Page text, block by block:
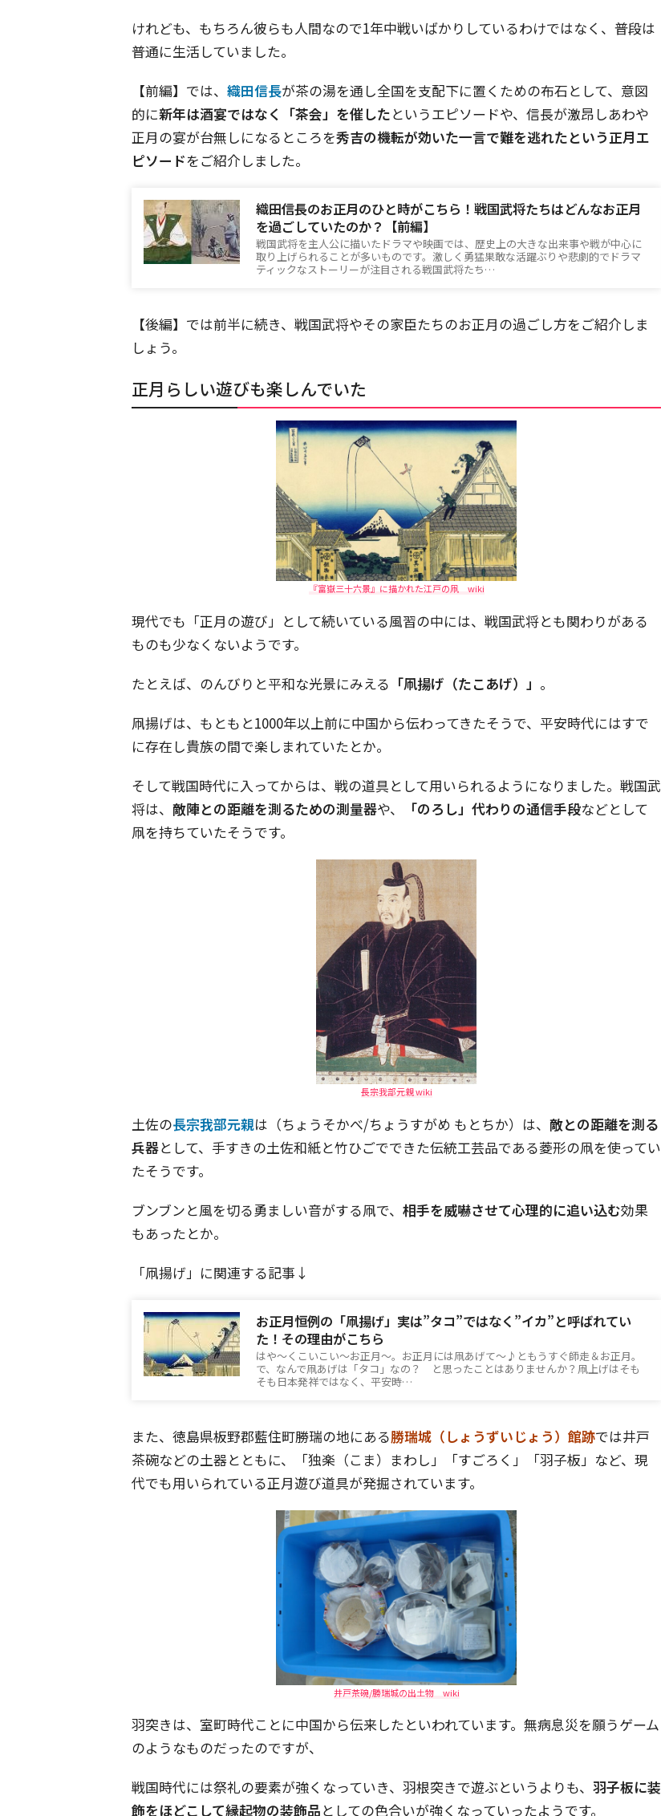
けれども、もちろん彼らも人間なので1年中戦いばかりしているわけではなく、普段は
普通に生活していました。
【前編】では、 織田信長が茶の湯を通し全国を支配下に置くための布石として、意図
的に新年は酒宴ではなく「茶会」を催したというエピソードや、信長が激昂しあわや
正月の宴が台無しになるところを秀吉の機転が効いた一言で難を逃れたという正月エ
ピソードをご紹介しました。
織田信長のお正月のひと時がこちら！戦国武将たちはどんなお正月
を過ごしていたのか？【前編】
戦国武将を主人公に描いたドラマや映画では、歴史上の大きな出来事や戦が中心に
取り上げられることが多いものです。激しく勇猛果敢な活躍ぶりや悲劇的でドラマ
ティックなストーリーが注目される戦国武将たち…
【後編】では前半に続き、戦国武将やその家臣たちのお正月の過ごし方をご紹介しま
しょう。
正月らしい遊びも楽しんでいた
『富嶽三十六景』に描かれた江戸の凧 wiki
現代でも「正月の遊び」として続いている風習の中には、戦国武将とも関わりがある
ものも少なくないようです。
たとえば、のんびりと平和な光景にみえる 「凧揚げ（たこあげ）」 。
凧揚げは、もともと1000年以上前に中国から伝わってきたそうで、平安時代にはすで
に存在し貴族の間で楽しまれていたとか。
そして戦国時代に入ってからは、戦の道具として用いられるようになりました。戦国武
将は、 敵陣との距離を測るための測量器や、 「のろし」代わりの通信手段などとして
凧を持ちていたそうです。
長宗我部元親 wiki
土佐の長宗我部元親は（ちょうそかべ/ちょうすがめ もとちか）は、 敵との距離を測る
兵器として、手すきの土佐和紙と竹ひごでできた伝統工芸品である菱形の凧を使ってい
たそうです。
ブンブンと風を切る勇ましい音がする凧で、 相手を威嚇させて心理的に追い込む効果
もあったとか。
「凧揚げ」に関連する記事↓
お正月恒例の「凧揚げ」実は”タコ”ではなく”イカ”と呼ばれてい
た！その理由がこちら
はや～くこいこい～お正月～。お正月には凧あげて～♪ともうすぐ師走＆お正月。
で、なんで凧あげは「タコ」なの？ と思ったことはありませんか？凧上げはそも
そも日本発祥ではなく、平安時…
また、徳島県板野郡藍住町勝瑞の地にある勝瑞城（しょうずいじょう）館跡では井戸
茶碗などの土器とともに、「独楽（こま）まわし」「すごろく」「羽子板」など、現
代でも用いられている正月遊び道具が発掘されています。
井戸茶碗/勝瑞城の出土物 wiki
羽突きは、室町時代ことに中国から伝来したといわれています。無病息災を願うゲーム
のようなものだったのですが、
戦国時代には祭礼の要素が強くなっていき、羽根突きで遊ぶというよりも、 羽子板に装
飾をほどこして縁起物の装飾品としての色合いが強くなっていったようです。